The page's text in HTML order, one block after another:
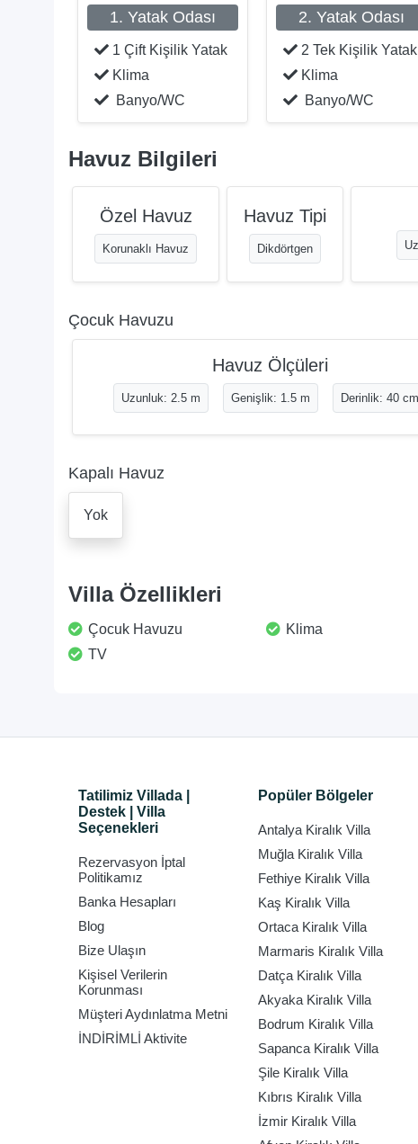
1. Yatak Odası
1 Çift Kişilik Yatak
Klima
Banyo/WC
2. Yatak Odası
2 Tek Kişilik Yatak
Klima
Banyo/WC
Havuz Bilgileri
Özel Havuz
Korunaklı Havuz
Havuz Tipi
Dikdörtgen
Çocuk Havuzu
Havuz Ölçüleri
Uzunluk: 2.5 m Genişlik: 1.5 m Derinlik: 40 cm
Kapalı Havuz
Yok
Villa Özellikleri
Çocuk Havuzu Klima
TV
Tatilimiz Villada |
Destek | Villa
Seçenekleri
Rezervasyon İptal
Politikamız
Banka Hesapları
Blog
Bize Ulaşın
Kişisel Verilerin
Korunması
Müşteri Aydınlatma Metni
İNDİRİMLİ Aktivite
Popüler Bölgeler
Antalya Kiralık Villa
Muğla Kiralık Villa
Fethiye Kiralık Villa
Kaş Kiralık Villa
Ortaca Kiralık Villa
Marmaris Kiralık Villa
Datça Kiralık Villa
Akyaka Kiralık Villa
Bodrum Kiralık Villa
Sapanca Kiralık Villa
Şile Kiralık Villa
Kıbrıs Kiralık Villa
İzmir Kiralık Villa